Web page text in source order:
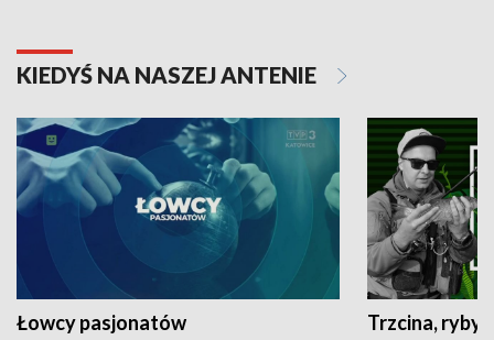
KIEDYŚ NA NASZEJ ANTENIE
Łowcy pasjonatów Trzcina, ryby